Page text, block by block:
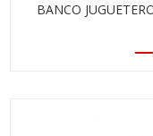
BANCO